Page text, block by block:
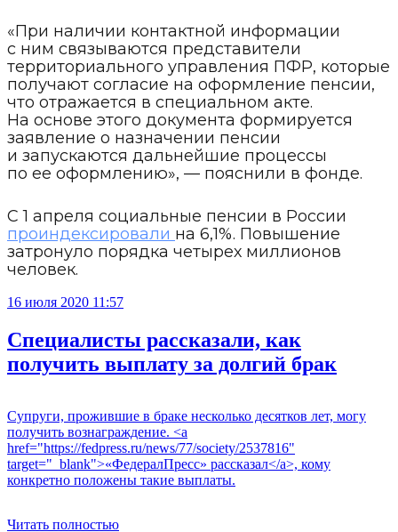
«При наличии контактной информации
с ним связываются представители
территориального управления ПФР, которые
получают согласие на оформление пенсии,
что отражается в специальном акте.
На основе этого документа формируется
заявление о назначении пенсии
и запускаются дальнейшие процессы
по ее оформлению», — пояснили в фонде.
С 1 апреля социальные пенсии в России
проиндексировали на 6,1%. Повышение
затронуло порядка четырех миллионов
человек.
16 июля 2020 11:57
Специалисты рассказали, как
получить выплату за долгий брак
Супруги, прожившие в браке несколько десятков лет, могу
получить вознаграждение. <a
href="https://fedpress.ru/news/77/society/2537816"
target="_blank">«ФедералПресс» рассказал</a>, кому
конкретно положены такие выплаты.
Читать полностью